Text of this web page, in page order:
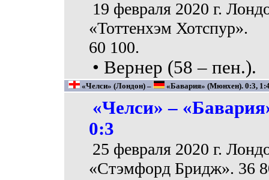
19 февраля 2020 г.
«Тоттенхэм Хотспур».
60 100.
• Вернер (58 – пен.).
«Челси» (Лондон) – «Бавария» (Мюнхен). 0:3,
«Челси» –
0:3
25 февраля 2020 г.
«Стэмфорд Бридж». 36